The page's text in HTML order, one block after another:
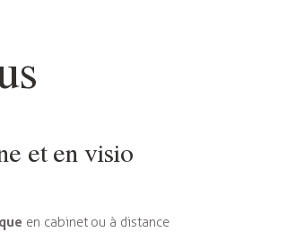
et en visio
en cabinet ou à distance